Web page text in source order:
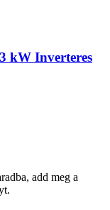
kW Inverteres
add meg a